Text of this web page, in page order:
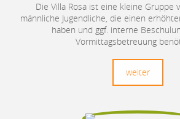
Die Villa Rosa ist eine kleine Gruppe
männliche Jugendliche, die einen
haben und ggf. interne
Vormittagsbetreuung
weiter